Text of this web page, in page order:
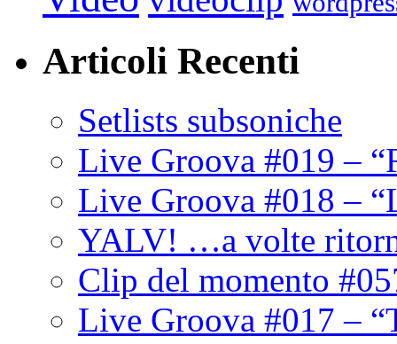
Articoli Recenti
Setlists subsoniche
Live Groova #019 –
Live Groova #018 –
YALV! …a volte
Clip del momento
Live Groova #017 –